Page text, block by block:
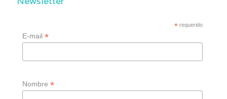
* requerido
E-mail*
Nombre*